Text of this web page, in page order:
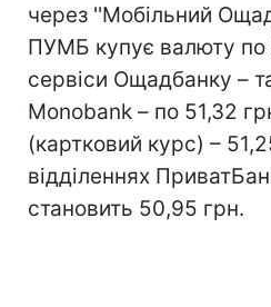
через ''Мобільний
ПУМБ купує валюту по
сервіси Ощадбанку –
Monobank – по 51,32
(картковий курс) –
відділеннях
становить 50,95 грн.